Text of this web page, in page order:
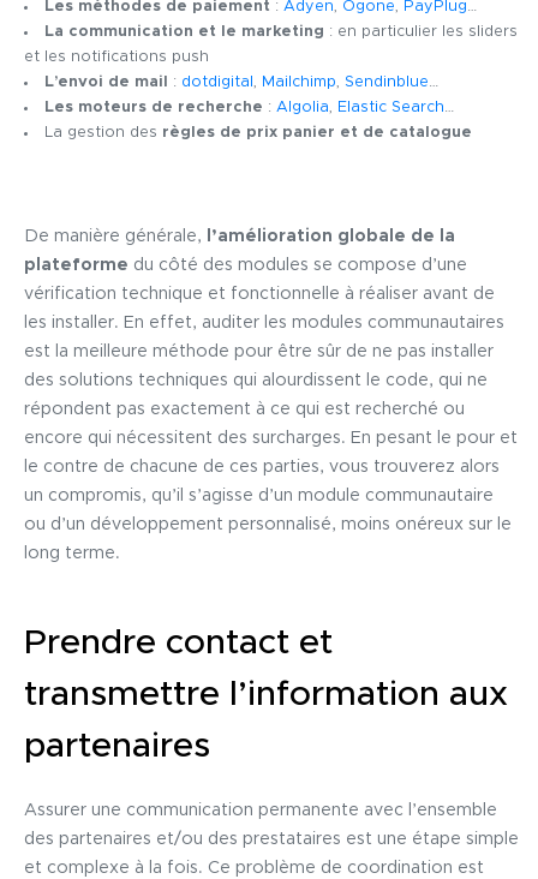
Les méthodes de paiement : Adyen, Ogone, PayPlug…
La communication et le marketing : en particulier les sliders
et les notifications push
L’envoi de mail
: dotdigital , Mailchimp, Sendinblue…
Les moteurs de recherche : Algolia, Elastic Search…
La gestion des règles de prix panier et de catalogue
De manière générale,
l’amélioration globale de la
plateforme du côté des modules se compose d’une
vérification technique et fonctionnelle à réaliser avant de
les installer. En effet, auditer les modules communautaires
est la meilleure méthode pour être sûr de ne pas installer
des solutions techniques qui alourdissent le code, qui ne
répondent pas exactement à ce qui est recherché ou
encore qui nécessitent des surcharges. En pesant le pour et
le contre de chacune de ces parties, vous trouverez alors
un compromis, qu’il s’agisse d’un module communautaire
ou d’un développement personnalisé, moins onéreux sur le
long terme.
Prendre contact et
transmettre l’information aux
partenaires
Assurer une communication permanente avec l’ensemble
des partenaires et/ou des prestataires est une étape simple
et complexe à la fois. Ce problème de coordination est